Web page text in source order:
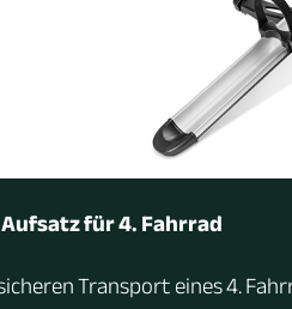
Aufsatz für 4. Fahrrad
Transport eines 4.